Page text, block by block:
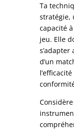
Ta
stratégie,
capacité
jeu. Elle
d’un